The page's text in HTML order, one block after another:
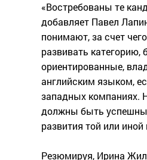
«Востребованы те
добавляет Павел
понимают, за счет
развивать категорию,
ориентированные,
английским языком,
западных компаниях.
должны быть
развития той или иной
Резюмируя, Ирина